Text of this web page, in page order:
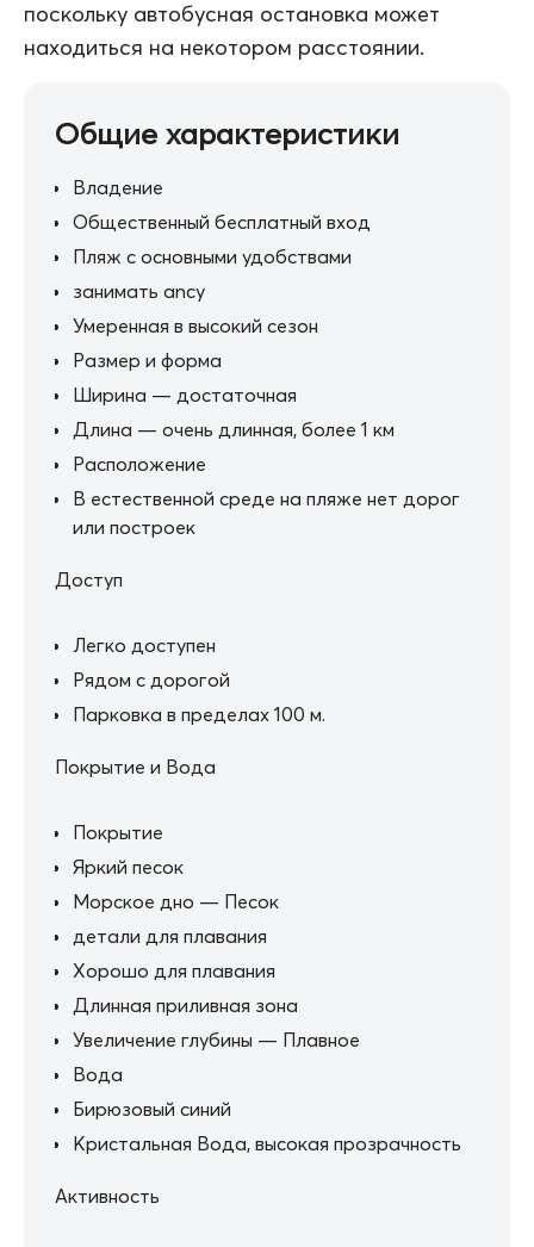
поскольку автобусная остановка может
находиться на некотором расстоянии.
Общие характеристики
Владение
Общественный бесплатный вход
Пляж с основными удобствами
занимать ancy
Умеренная в высокий сезон
Размер и форма
Ширина — достаточная
Длина — очень длинная, более 1 км
Расположение
В естественной среде на пляже нет дорог
или построек
Доступ
Легко доступен
Рядом с дорогой
Парковка в пределах 100 м.
Покрытие и Вода
Покрытие
Яркий песок
Морское дно — Песок
детали для плавания
Хорошо для плавания
Длинная приливная зона
Увеличение глубины — Плавное
Вода
Бирюзовый синий
Кристальная Вода, высокая прозрачность
Активность